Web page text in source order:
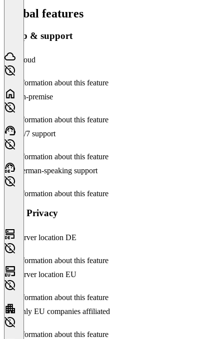
Global features
Setup & support
Cloud
No information about this feature
On-premise
No information about this feature
24/7 support
No information about this feature
German-speaking support
No information about this feature
Data Privacy
Server location DE
No information about this feature
Server location EU
No information about this feature
Only EU companies affiliated
No information about this feature